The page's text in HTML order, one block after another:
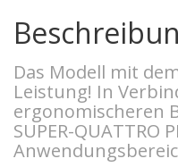
Das Modell mit
Leistung! In
ergonomischeren
SUPER-QUATTRO